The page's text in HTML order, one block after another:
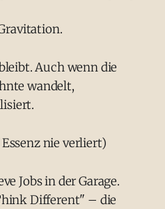
Auch wenn die
wandelt,
nie verliert)
Jobs in der Garage.
Different" – die